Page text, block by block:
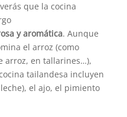
que la cocina
y aromática. Aunque
el arroz (como
arroz, en tallarines…),
tailandesa incluyen
el ajo, el pimiento